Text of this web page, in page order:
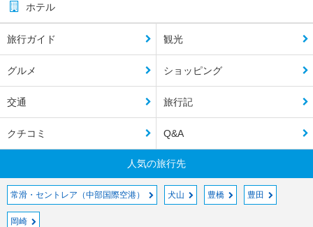
ホテル
旅行ガイド 観光
グルメ ショッピング
交通 旅行記
クチコミ Q&A
人気の旅行先
常滑・セントレア（中部国際空港） 犬山 豊橋 豊田
岡崎